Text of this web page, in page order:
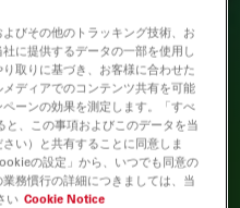
びその他のトラッキング技術、お
に提供するデータの一部を使用し
取りに基づき、お客様に合わせた
ディアでのコンテンツ共有を可能
ーンの効果を測定します。「すべ
、この事項およびこのデータを当
い）と共有することに同意しま
の設定」から、いつでも同意の
務慣行の詳細につきましては、当
い Cookie Notice